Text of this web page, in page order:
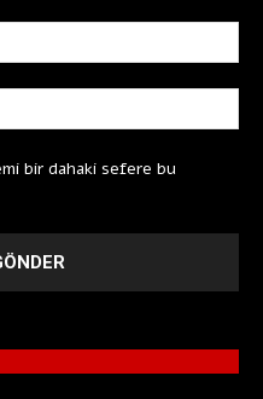
bir dahaki sefere bu